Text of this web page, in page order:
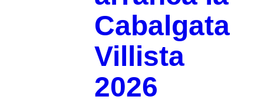
Cabalgata
Villista
2026